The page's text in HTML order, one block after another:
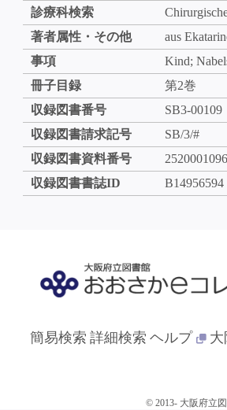
診療科検索
著者属性・その他
aus
事項
Kind;
冊子目録
第2巻
収録図書番号
SB3-00109
収録図書請求記号
SB/3/#
収録図書資料番号
2520001096
収録図書書誌ID
B14956594
簡易検索 詳細検索 ヘルプ
© 2013- 大阪府立図